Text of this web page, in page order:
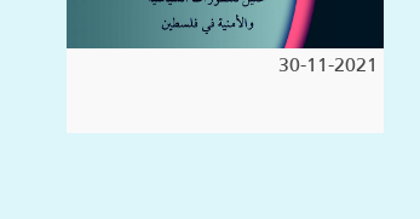
30-11-2021